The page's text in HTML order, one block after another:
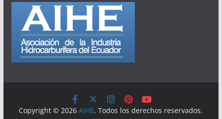
Copyright © 2026AIHE. Todos los derechos reservados.